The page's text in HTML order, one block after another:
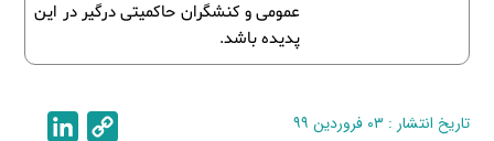
عمومی و کنشگران حاکمیتی درگیر در این
پدیده باشد.
تاریخ انتشار : ۰۳ فروردین ۹۹